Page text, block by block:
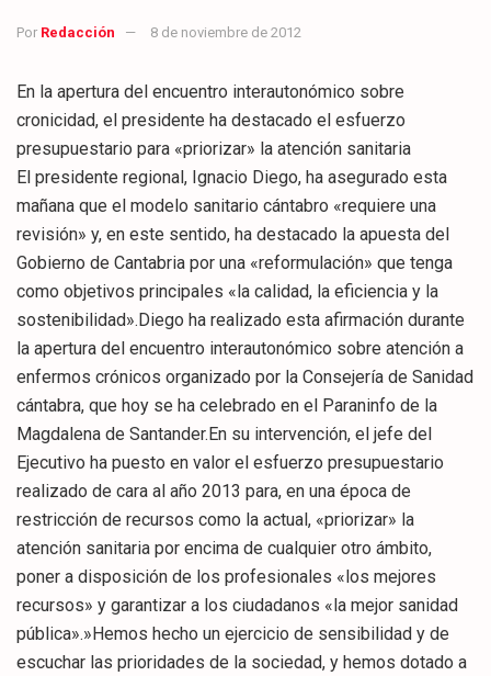
Por Redacción 8 de noviembre de 2012
En la apertura del encuentro interautonómico sobre
cronicidad, el presidente ha destacado el esfuerzo
presupuestario para «priorizar» la atención sanitaria
El presidente regional, Ignacio Diego, ha asegurado esta
mañana que el modelo sanitario cántabro «requiere una
revisión» y, en este sentido, ha destacado la apuesta del
Gobierno de Cantabria por una «reformulación» que tenga
como objetivos principales «la calidad, la eficiencia y la
sostenibilidad».Diego ha realizado esta afirmación durante
la apertura del encuentro interautonómico sobre atención a
enfermos crónicos organizado por la Consejería de Sanidad
cántabra, que hoy se ha celebrado en el Paraninfo de la
Magdalena de Santander.En su intervención, el jefe del
Ejecutivo ha puesto en valor el esfuerzo presupuestario
realizado de cara al año 2013 para, en una época de
restricción de recursos como la actual, «priorizar» la
atención sanitaria por encima de cualquier otro ámbito,
poner a disposición de los profesionales «los mejores
recursos» y garantizar a los ciudadanos «la mejor sanidad
pública».»Hemos hecho un ejercicio de sensibilidad y de
escuchar las prioridades de la sociedad, y hemos dotado a